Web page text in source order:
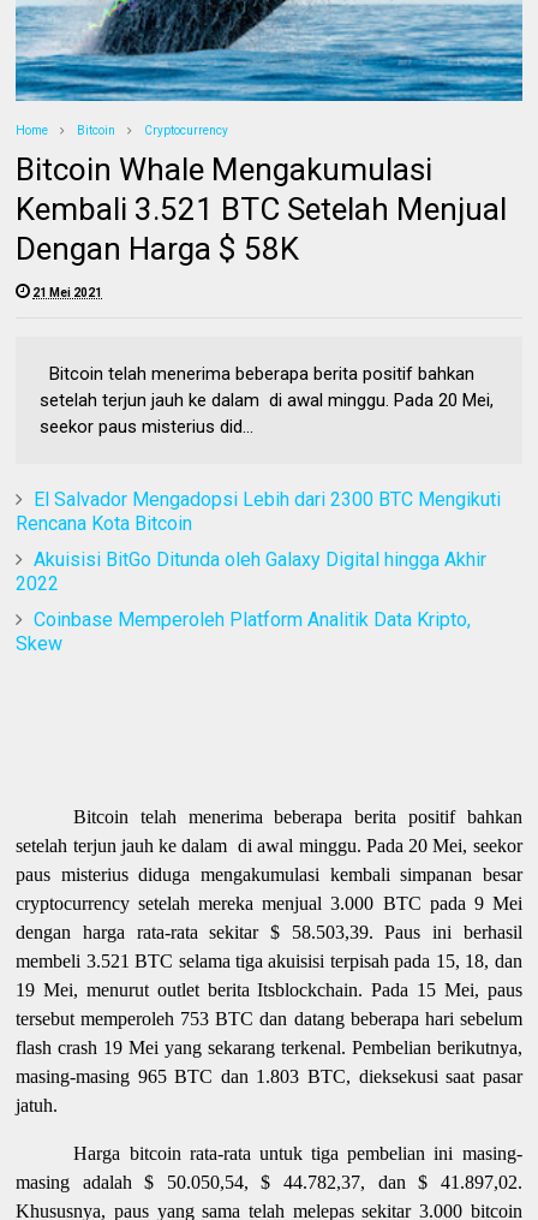
Home Bitcoin Cryptocurrency
Bitcoin Whale Mengakumulasi
Kembali 3.521 BTC Setelah Menjual
Dengan Harga $ 58K
21 Mei 2021
Bitcoin telah menerima beberapa berita positif bahkan
setelah terjun jauh ke dalam di awal minggu. Pada 20 Mei,
seekor paus misterius did...
El Salvador Mengadopsi Lebih dari 2300 BTC Mengikuti
Rencana Kota Bitcoin
Akuisisi BitGo Ditunda oleh Galaxy Digital hingga Akhir
2022
Coinbase Memperoleh Platform Analitik Data Kripto,
Skew
Bitcoin telah menerima beberapa berita positif bahkan
setelah terjun jauh ke dalam di awal minggu. Pada 20 Mei, seekor
paus misterius diduga mengakumulasi kembali simpanan besar
cryptocurrency setelah mereka menjual 3.000 BTC pada 9 Mei
dengan harga rata-rata sekitar $ 58.503,39. Paus ini berhasil
membeli 3.521 BTC selama tiga akuisisi terpisah pada 15, 18, dan
19 Mei, menurut outlet berita Itsblockchain. Pada 15 Mei, paus
tersebut memperoleh 753 BTC dan datang beberapa hari sebelum
flash crash 19 Mei yang sekarang terkenal. Pembelian berikutnya,
masing-masing 965 BTC dan 1.803 BTC, dieksekusi saat pasar
jatuh.
Harga bitcoin rata-rata untuk tiga pembelian ini masing-
masing adalah $ 50.050,54, $ 44.782,37, dan $ 41.897,02.
Khususnya, paus yang sama telah melepas sekitar 3.000 bitcoin